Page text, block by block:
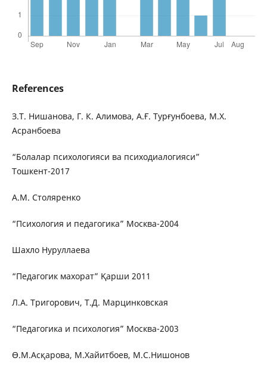
References
З.Т. Нишанова, Г. К. Алимова, А.Ғ. Турғунбоева, М.Х.
Асранбоева
“Болалар психологияси ва психодиалогияси”
Тошкент-2017
А.М. Столяренко
“Психология и педагогика” Москва-2004
Шахло Нуруллаева
“Педагогик махорат” Қарши 2011
Л.А. Тригорович, Т.Д. Марцинковская
“Педагогика и психология” Москва-2003
Ө.М.Асқарова, М.Хайитбоев, М.С.Нишонов